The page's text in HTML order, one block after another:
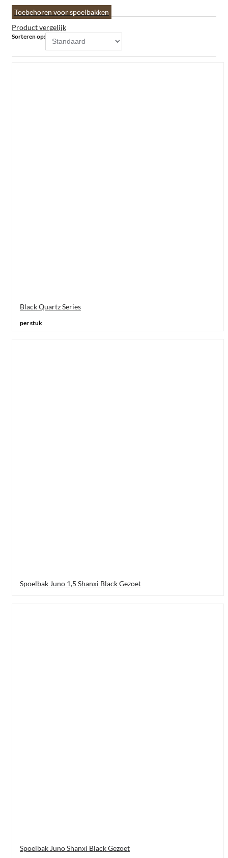
Toebehoren voor spoelbakken
Product vergelijk
Sorteren op:
Black Quartz Series
per stuk
Spoelbak Juno 1,5 Shanxi Black Gezoet
Spoelbak Juno Shanxi Black Gezoet